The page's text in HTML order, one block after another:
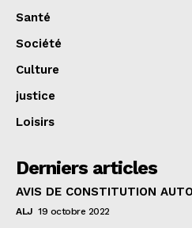
Santé
Société
Culture
justice
Loisirs
Derniers articles
AVIS DE CONSTITUTION
ALJ 19 octobre 2022